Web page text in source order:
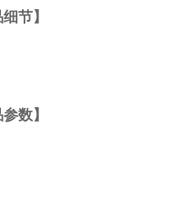
节】
数】